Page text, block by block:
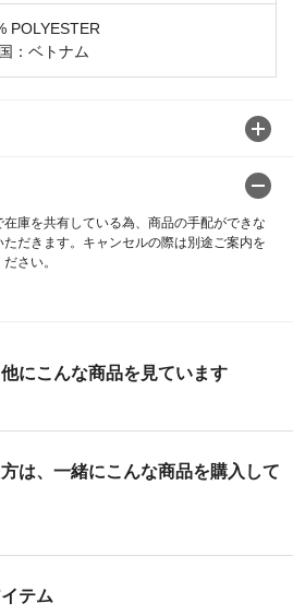
POLYESTER
：ベトナム
庫を共有している為、商品の手配ができな
だきます。キャンセルの際は別途ご案内を
さい。
にこんな商品を見ています
は、一緒にこんな商品を購入して
テム